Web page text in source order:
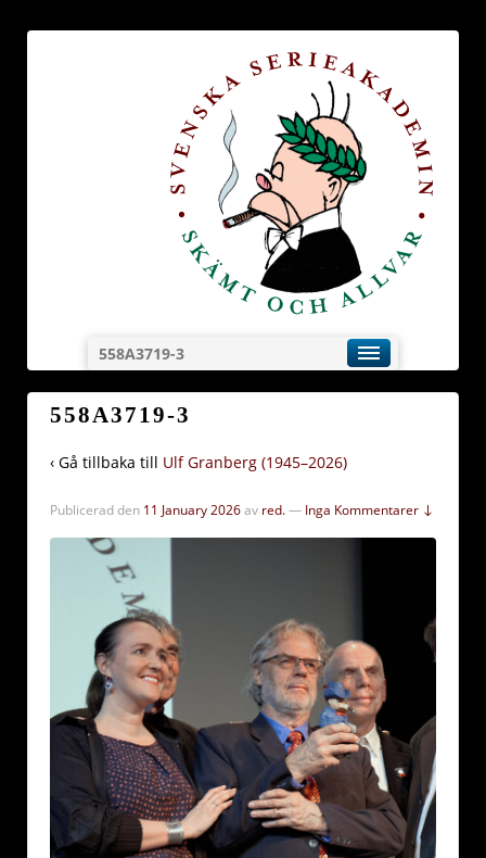
558A3719-3
558A3719-3
‹ Gå tillbaka till Ulf Granberg (1945–2026)
Publicerad den 11 January 2026av red.— Inga Kommentarer ↓